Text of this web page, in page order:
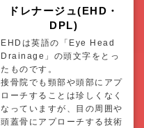
ドレナージュ(EHD・
DPL)
EHDは英語の「Eye Head
Drainage」の頭文字をとっ
たものです。
接骨院でも頸部や頭部にアプ
ローチすることは珍しくなく
なっていますが、目の周囲や
頭蓋骨にアプローチする技術